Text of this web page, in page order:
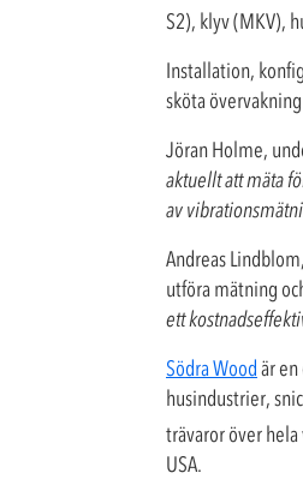
S2), klyv (MKV),
Installation,
sköta
Jöran Holme,
aktuellt att mäta
av
Andreas
utföra mätning
ett
Södra Woodär
husindustrier,
trävaror över
USA.